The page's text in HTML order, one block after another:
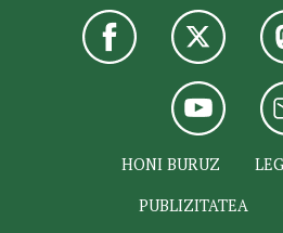
HONI BURUZ
PUBLIZITATEA